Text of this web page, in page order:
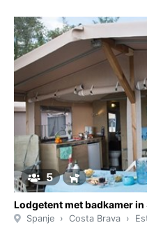
5
Lodgetent met badkamer in
Spanje Costa Brava